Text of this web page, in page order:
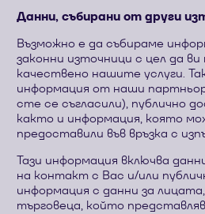
Данни, събирани от други
Възможно е да събираме
законни източници с цел да
качествено нашите услуги.
информация от наши
сте се съгласили), публично
както и информация, която
предоставили във връзка с
Тази информация включва
на контакт с Вас и/или
информация с данни за
търговеца, който